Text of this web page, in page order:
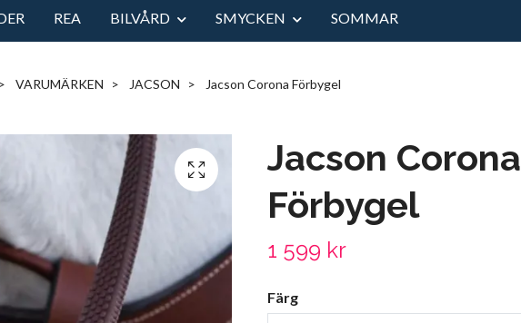
REA BILVÅRD SMYCKEN SOMMAR
VARUMÄRKEN JACSON Jacson Corona Förbygel
Jacson Corona
Förbygel
1 599 kr
Färg